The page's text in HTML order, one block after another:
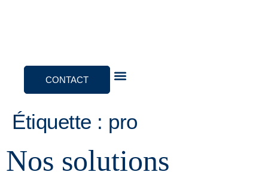
CONTACT
Étiquette : pro
Nos solutions